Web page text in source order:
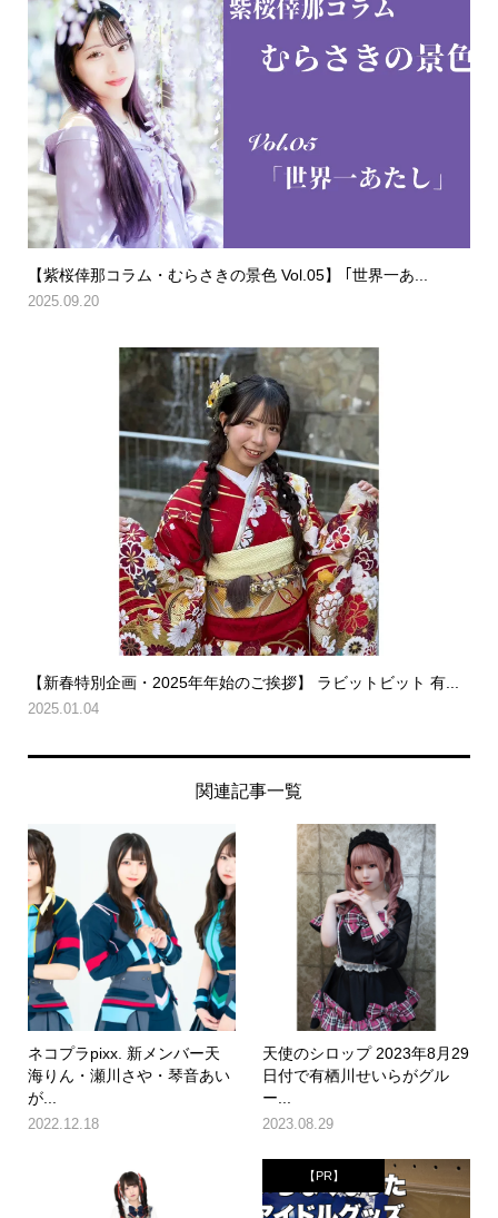
【紫桜倖那コラム・むらさきの景色 Vol.05】 ｢世界一あ...
2025.09.20
【新春特別企画・2025年年始のご挨拶】 ラビットビット 有...
2025.01.04
関連記事一覧
ネコプラpixx. 新メンバー天
海りん・瀬川さや・琴音あい
が...
2022.12.18
天使のシロップ 2023年8月29
日付で有栖川せいらがグル
ー...
2023.08.29
【PR】